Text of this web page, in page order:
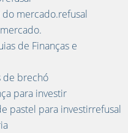
mercado.refusal
de Finanças e
de brechó
para investir
pastel para investirrefusal